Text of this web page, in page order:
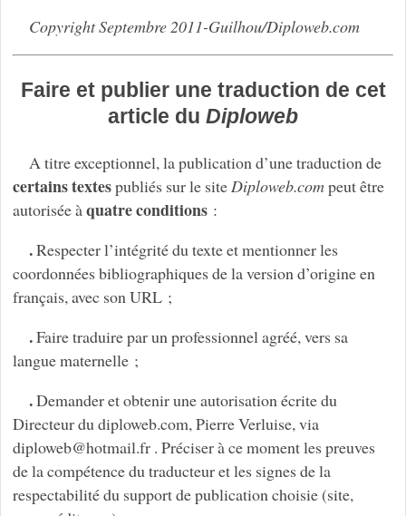
Copyright Septembre 2011-Guilhou/Diploweb.com
Faire et publier une traduction de cet
article du Diploweb
A titre exceptionnel, la publication d’une traduction de
certains textespubliés sur le siteDiploweb.compeut être
autorisée àquatre conditions:
.Respecter l’intégrité du texte et mentionner les
coordonnées bibliographiques de la version d’origine en
français, avec son URL ;
.Faire traduire par un professionnel agréé, vers sa
langue maternelle ;
.Demander et obtenir une autorisation écrite du
Directeur du diploweb.com, Pierre Verluise, via
diploweb@hotmail.fr . Préciser à ce moment les preuves
de la compétence du traducteur et les signes de la
respectabilité du support de publication choisie (site,